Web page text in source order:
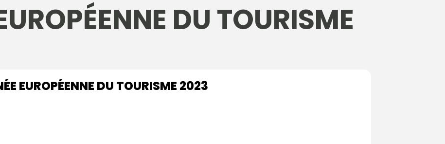
JUILLET 24, 2026 JUILLET 24, 2026 JUILLET 22, 2026
DU TOURISME
EUROPÉENNE DU TOURISME 2023